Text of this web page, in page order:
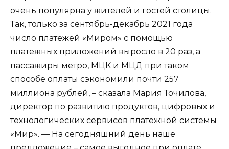
очень популярна у жителей и гостей столицы.
Так, только за сентябрь-декабрь 2021 года
число платежей «Миром» с помощью
платежных приложений выросло в 20 раз, а
пассажиры метро, МЦК и МЦД при таком
способе оплаты сэкономили почти 257
миллиона рублей, – сказала Мария Точилова,
директор по развитию продуктов, цифровых и
технологических сервисов платежной системы
«Мир». — На сегодняшний день наше